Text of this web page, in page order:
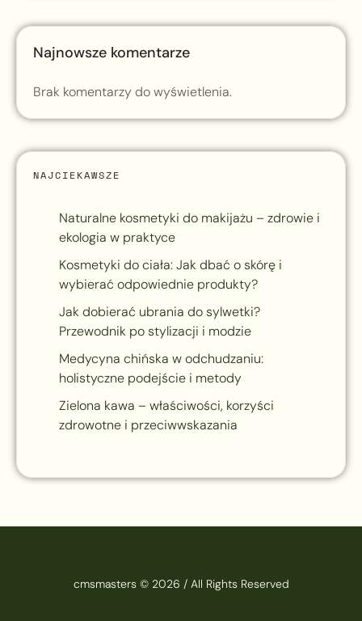
Najnowsze komentarze
Brak komentarzy do wyświetlenia.
NAJCIEKAWSZE
Naturalne kosmetyki do makijażu – zdrowie i
ekologia w praktyce
Kosmetyki do ciała: Jak dbać o skórę i
wybierać odpowiednie produkty?
Jak dobierać ubrania do sylwetki?
Przewodnik po stylizacji i modzie
Medycyna chińska w odchudzaniu:
holistyczne podejście i metody
Zielona kawa – właściwości, korzyści
zdrowotne i przeciwwskazania
cmsmasters © 2026 / All Rights Reserved